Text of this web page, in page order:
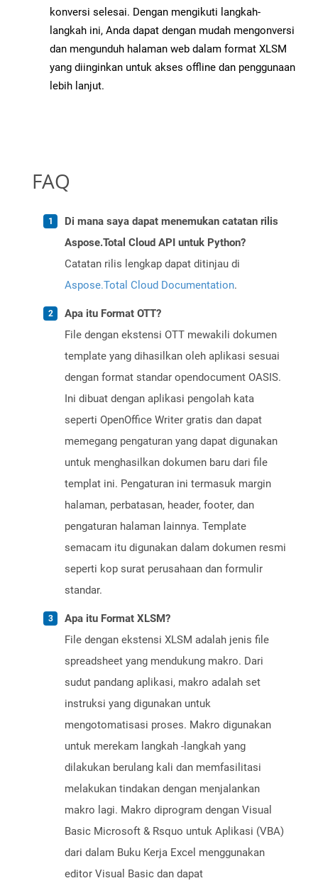
konversi selesai. Dengan mengikuti langkah-
langkah ini, Anda dapat dengan mudah mengonversi
dan mengunduh halaman web dalam format XLSM
yang diinginkan untuk akses offline dan penggunaan
lebih lanjut.
FAQ
Di mana saya dapat menemukan catatan rilis
Aspose.Total Cloud API untuk Python?
Catatan rilis lengkap dapat ditinjau di
Aspose.Total Cloud Documentation.
Apa itu Format OTT?
File dengan ekstensi OTT mewakili dokumen
template yang dihasilkan oleh aplikasi sesuai
dengan format standar opendocument OASIS.
Ini dibuat dengan aplikasi pengolah kata
seperti OpenOffice Writer gratis dan dapat
memegang pengaturan yang dapat digunakan
untuk menghasilkan dokumen baru dari file
templat ini. Pengaturan ini termasuk margin
halaman, perbatasan, header, footer, dan
pengaturan halaman lainnya. Template
semacam itu digunakan dalam dokumen resmi
seperti kop surat perusahaan dan formulir
standar.
Apa itu Format XLSM?
File dengan ekstensi XLSM adalah jenis file
spreadsheet yang mendukung makro. Dari
sudut pandang aplikasi, makro adalah set
instruksi yang digunakan untuk
mengotomatisasi proses. Makro digunakan
untuk merekam langkah -langkah yang
dilakukan berulang kali dan memfasilitasi
melakukan tindakan dengan menjalankan
makro lagi. Makro diprogram dengan Visual
Basic Microsoft & Rsquo untuk Aplikasi (VBA)
dari dalam Buku Kerja Excel menggunakan
editor Visual Basic dan dapat